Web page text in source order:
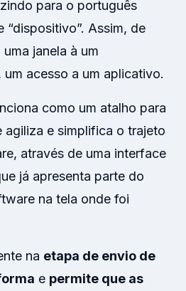
para o português
“dispositivo”. Assim, de
janela à um
acesso a um aplicativo.
como um atalho para
agiliza e simplifica o trajeto
através de uma interface
já apresenta parte do
na tela onde foi
na etapa de envio de
e permite que as